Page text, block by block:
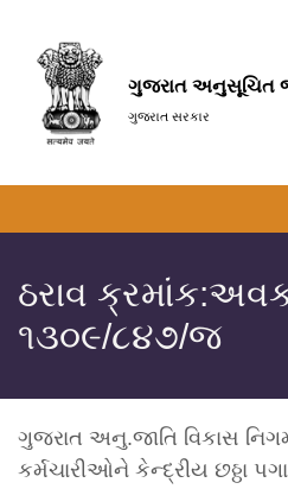
ગુજરાત અનુસૂચિત
ગુજરાત સરકાર
ઠરાવ
૧૩૦૯/૮૪૭/જ
ગુજરાત અનુ.જાતિ વિકાસ
કર્મચારીઓને કેન્દ્રીય છઠ્ઠા